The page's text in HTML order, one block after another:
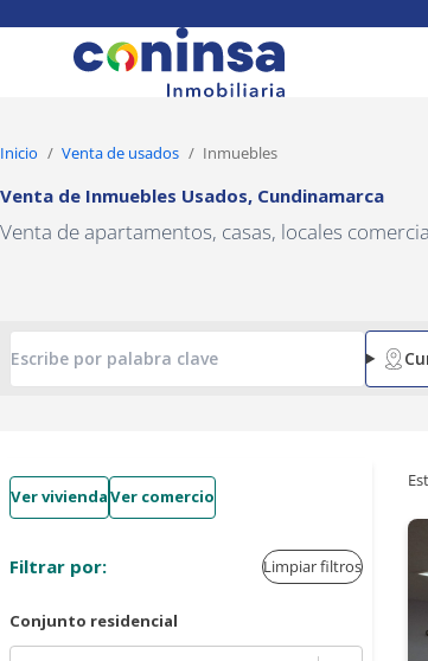
Inicio Venta de usados Inmuebles
Venta de Inmuebles Usados, Cundinamarca
Venta de apartamentos, casas, locales
Ver viviendaVer comercio
Filtrar por: Limpiar filtros
Conjunto residencial